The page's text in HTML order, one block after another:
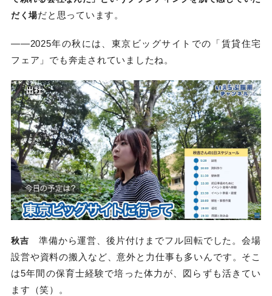
だく場だと思っています。
――2025年の秋には、東京ビッグサイトでの「賃貸住宅
フェア」でも奔走されていましたね。
秋吉 準備から運営、後片付けまでフル回転でした。会場
設営や資料の搬入など、意外と力仕事も多いんです。そこ
は5年間の保育士経験で培った体力が、図らずも活きてい
ます（笑）。